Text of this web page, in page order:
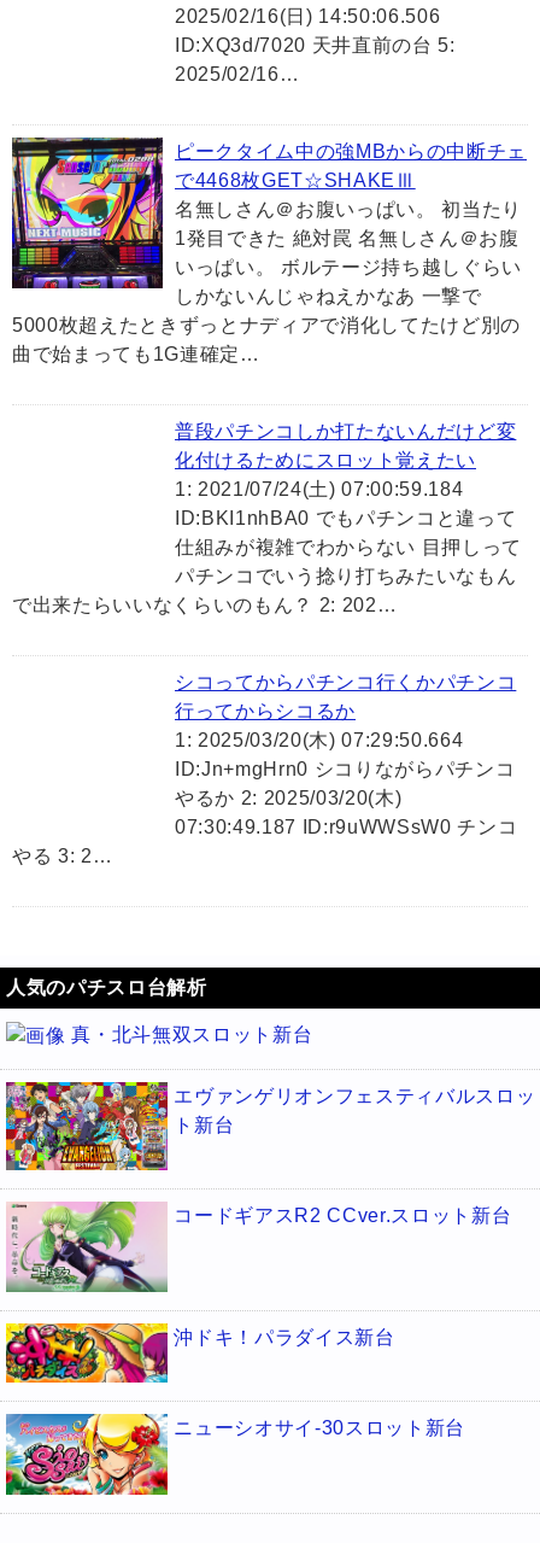
2025/02/16(日) 14:50:06.506
ID:XQ3d/7020 天井直前の台 5:
2025/02/16…
ピークタイム中の強MBからの中断チェ
で4468枚GET☆SHAKEⅢ
名無しさん＠お腹いっぱい。 初当たり
1発目できた 絶対罠 名無しさん＠お腹
いっぱい。 ボルテージ持ち越しぐらい
しかないんじゃねえかなあ 一撃で
5000枚超えたときずっとナディアで消化してたけど別の
曲で始まっても1G連確定…
普段パチンコしか打たないんだけど変
化付けるためにスロット覚えたい
1: 2021/07/24(土) 07:00:59.184
ID:BKI1nhBA0 でもパチンコと違って
仕組みが複雑でわからない 目押しって
パチンコでいう捻り打ちみたいなもん
で出来たらいいなくらいのもん？ 2: 202…
シコってからパチンコ行くかパチンコ
行ってからシコるか
1: 2025/03/20(木) 07:29:50.664
ID:Jn+mgHrn0 シコりながらパチンコ
やるか 2: 2025/03/20(木)
07:30:49.187 ID:r9uWWSsW0 チンコ
やる 3: 2…
人気のパチスロ台解析
真・北斗無双スロット新台
エヴァンゲリオンフェスティバルスロッ
ト新台
コードギアスR2 CCver.スロット新台
沖ドキ！パラダイス新台
ニューシオサイ-30スロット新台